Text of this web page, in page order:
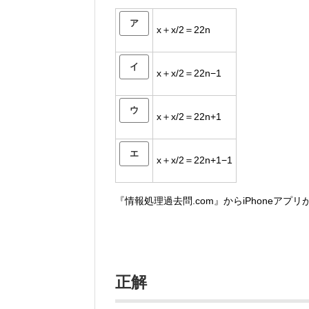
ア
x＋x/2＝22n
イ
x＋x/2＝22n−1
ウ
x＋x/2＝22n+1
エ
x＋x/2＝22n+1−1
『情報処理過去問.com』からiPhoneアプリ
正解